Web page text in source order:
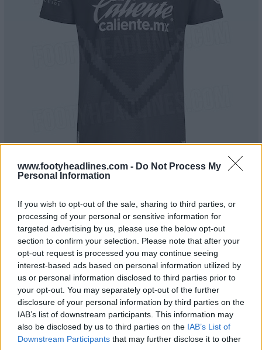
www.footyheadlines.com - Do Not Process My
Personal Information
If you wish to opt-out of the sale, sharing to third parties, or
processing of your personal or sensitive information for
targeted advertising by us, please use the below opt-out
section to confirm your selection. Please note that after your
opt-out request is processed you may continue seeing
interest-based ads based on personal information utilized by
us or personal information disclosed to third parties prior to
your opt-out. You may separately opt-out of the further
disclosure of your personal information by third parties on the
IAB’s list of downstream participants. This information may
also be disclosed by us to third parties on the IAB’s List of
Downstream Participants that may further disclose it to other
26-27 devrait être officiellement lancé en août 2026.
Découvre tous les maillots du Club América sur
Football Kit Archive
. Tu aimes le logo Trefoil et l'écusson classique du
nouveau maillot extérieur du Club América 26-27 ? Dis-
le-nous dans les commentaires ci-dessous.
Afficher les commentaires